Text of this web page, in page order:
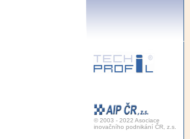
© 2003 - 2022 Asociace
inovačního podnikání ČR, z.s.